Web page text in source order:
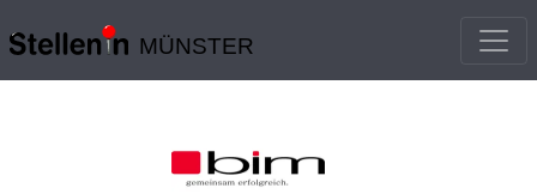
MÜNSTER